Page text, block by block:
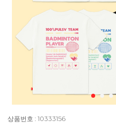
상품번호 : 10333156